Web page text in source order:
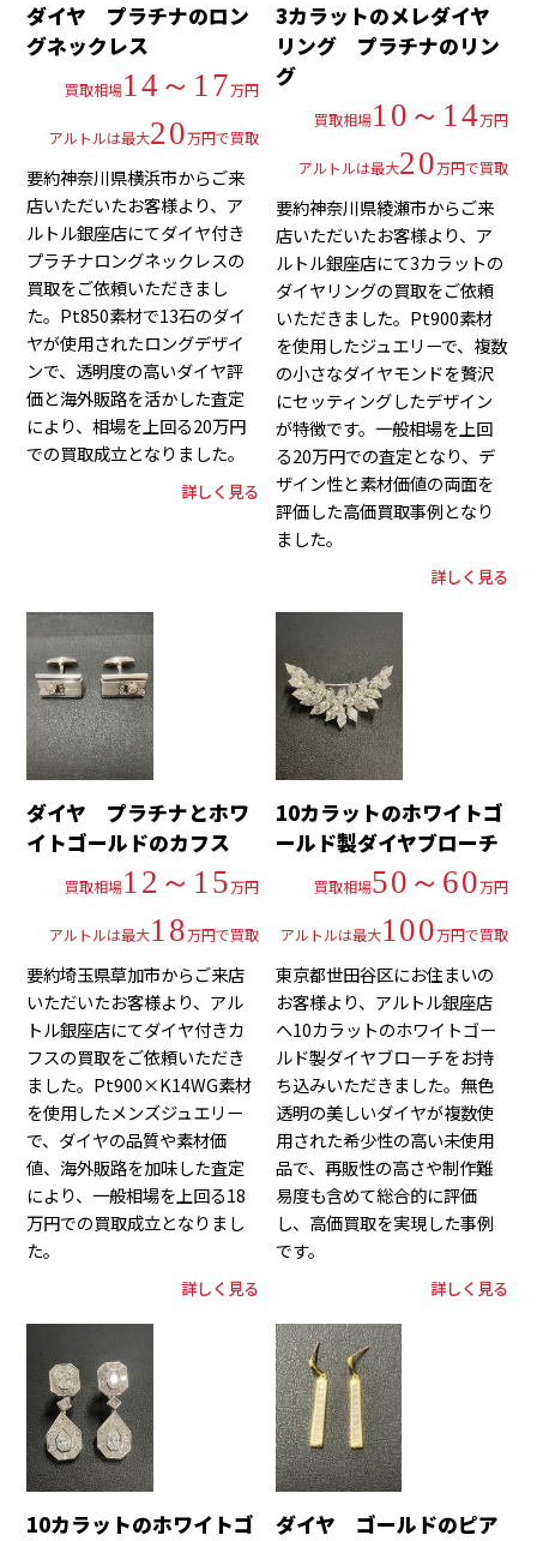
ダイヤ プラチナのロン
グネックレス
買取相場14～17万円
アルトルは最大20万円で買取
要約神奈川県横浜市からご来
店いただいたお客様より、ア
ルトル銀座店にてダイヤ付き
プラチナロングネックレスの
買取をご依頼いただきまし
た。Pt850素材で13石のダイ
ヤが使用されたロングデザイ
ンで、透明度の高いダイヤ評
価と海外販路を活かした査定
により、相場を上回る20万円
での買取成立となりました。
詳しく見る
3カラットのメレダイヤ
リング プラチナのリン
グ
買取相場10～14万円
アルトルは最大20万円で買取
要約神奈川県綾瀬市からご来
店いただいたお客様より、ア
ルトル銀座店にて3カラットの
ダイヤリングの買取をご依頼
いただきました。Pt900素材
を使用したジュエリーで、複数
の小さなダイヤモンドを贅沢
にセッティングしたデザイン
が特徴です。一般相場を上回
る20万円での査定となり、デ
ザイン性と素材価値の両面を
評価した高価買取事例となり
ました。
詳しく見る
ダイヤ プラチナとホワ
イトゴールドのカフス
買取相場12～15万円
アルトルは最大18万円で買取
要約埼玉県草加市からご来店
いただいたお客様より、アル
トル銀座店にてダイヤ付きカ
フスの買取をご依頼いただき
ました。Pt900×K14WG素材
を使用したメンズジュエリー
で、ダイヤの品質や素材価
値、海外販路を加味した査定
により、一般相場を上回る18
万円での買取成立となりまし
た。
詳しく見る
10カラットのホワイトゴ
ールド製ダイヤブローチ
買取相場50～60万円
アルトルは最大100万円で買取
東京都世田谷区にお住まいの
お客様より、アルトル銀座店
へ10カラットのホワイトゴー
ルド製ダイヤブローチをお持
ち込みいただきました。無色
透明の美しいダイヤが複数使
用された希少性の高い未使用
品で、再販性の高さや制作難
易度も含めて総合的に評価
し、高価買取を実現した事例
です。
詳しく見る
10カラットのホワイトゴ
ダイヤ ゴールドのピア